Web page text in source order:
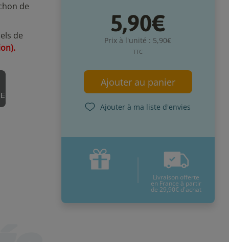
de
de
5,90€
Prix à l'unité : 5,90€
TTC
Ajouter au panier
Ajouter à ma liste d'envies
Livraison offerte
en France à partir
de 29,90€ d'achat